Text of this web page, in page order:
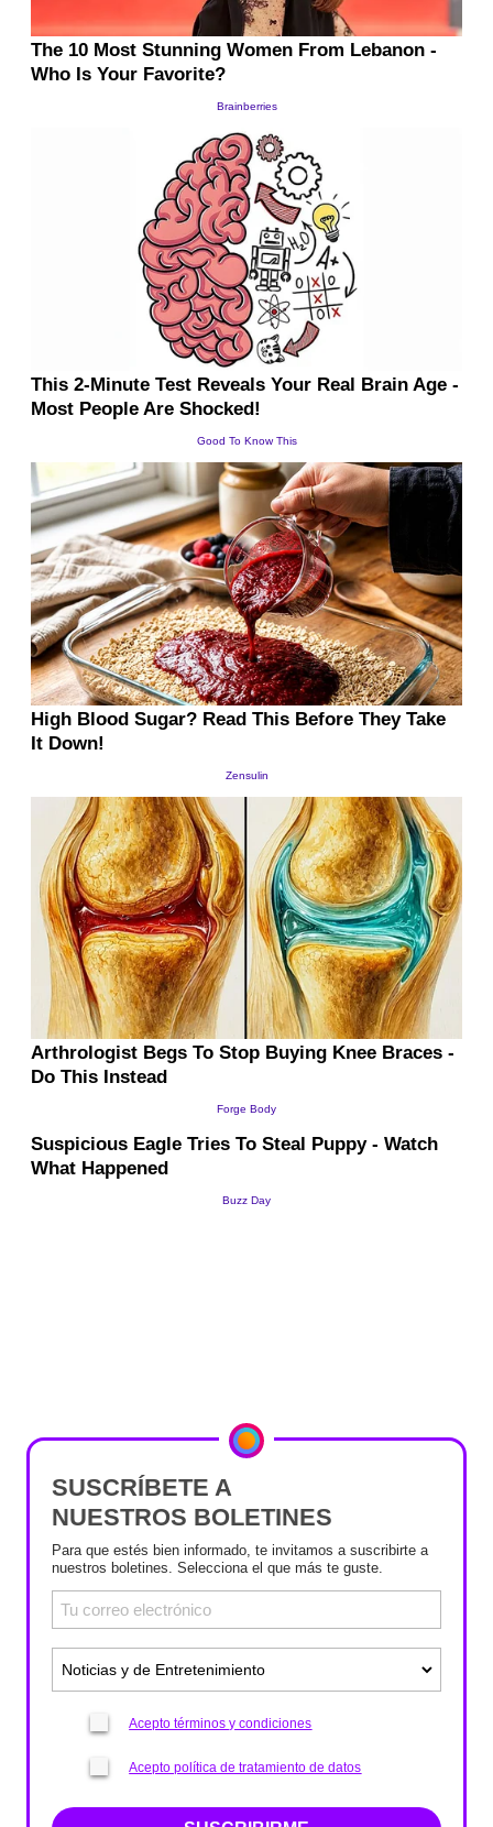
SUSCRÍBETE A
NUESTROS BOLETINES
Para que estés bien informado, te invitamos a suscribirte a
nuestros boletines. Selecciona el que más te guste.
Acepto términos y condiciones
Acepto política de tratamiento de datos